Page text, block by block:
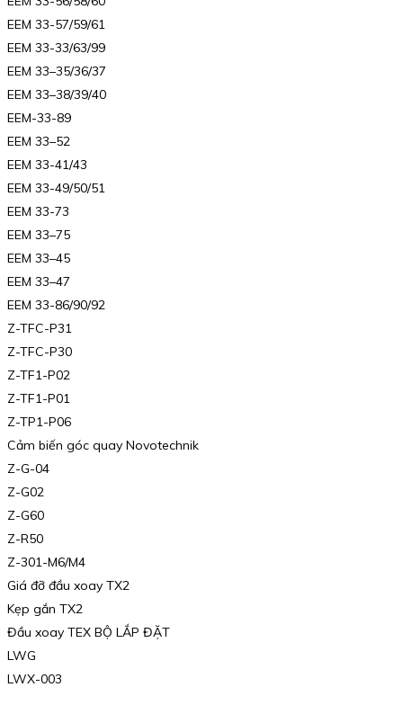
EEM 33-57/59/61
EEM 33-33/63/99
EEM 33–35/36/37
EEM 33–38/39/40
EEM-33-89
EEM 33–52
EEM 33-41/43
EEM 33-49/50/51
EEM 33-73
EEM 33–75
EEM 33–45
EEM 33–47
EEM 33-86/90/92
Z-TFC-P31
Z-TFC-P30
Z-TF1-P02
Z-TF1-P01
Z-TP1-P06
Cảm biến góc quay Novotechnik
Z-G-04
Z-G02
Z-G60
Z-R50
Z-301-M6/M4
Giá đỡ đầu xoay TX2
Kẹp gắn TX2
Đầu xoay TEX BỘ LẮP ĐẶT
LWG
LWX-003